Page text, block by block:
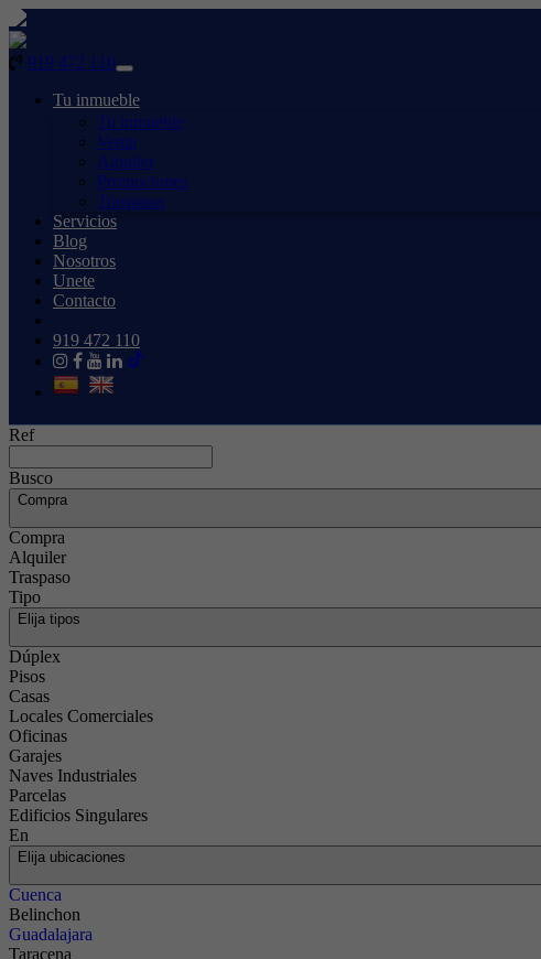
919 472 110
Toggle
navigation
Tu inmueble
Tu inmueble
Venta
Alquiler
Promociones
Traspasos
Servicios
Blog
Nosotros
Unete
Contacto
919 472 110
Ref
Busco
Compra
Compra
Alquiler
Traspaso
Tipo
Elija tipos
Dúplex
Pisos
Casas
Locales Comerciales
Oficinas
Garajes
Naves Industriales
Parcelas
Edificios Singulares
En
Elija ubicaciones
Cuenca
Belinchon
Guadalajara
Taracena